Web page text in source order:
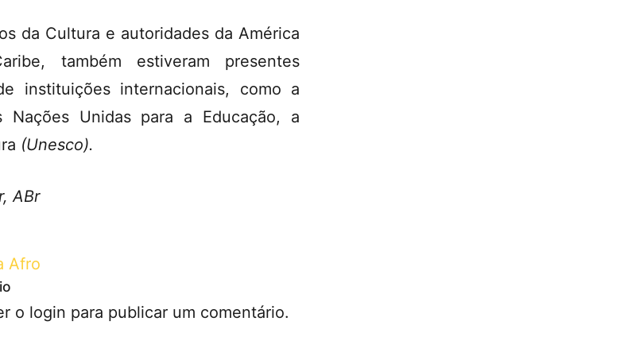
da Cultura e autoridades da América
também estiveram presentes
instituições internacionais, como a
Nações Unidas para a Educação, a
(Unesco).
ABr
Afro
o login para publicar um comentário.